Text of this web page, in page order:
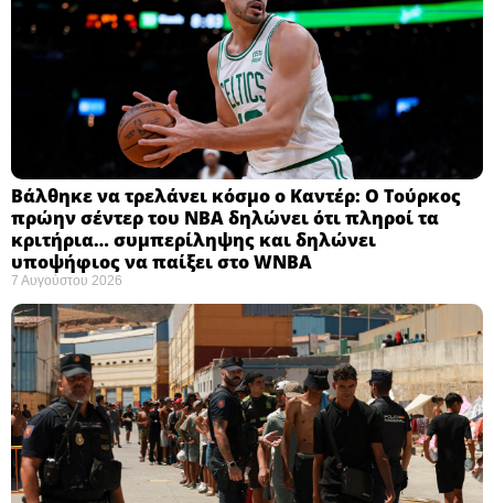
Βάλθηκε να τρελάνει κόσμο ο Καντέρ: Ο Τούρκος
πρώην σέντερ του NBA δηλώνει ότι πληροί τα
κριτήρια… συμπερίληψης και δηλώνει
υποψήφιος να παίξει στο WNBA
7 Αυγούστου 2026